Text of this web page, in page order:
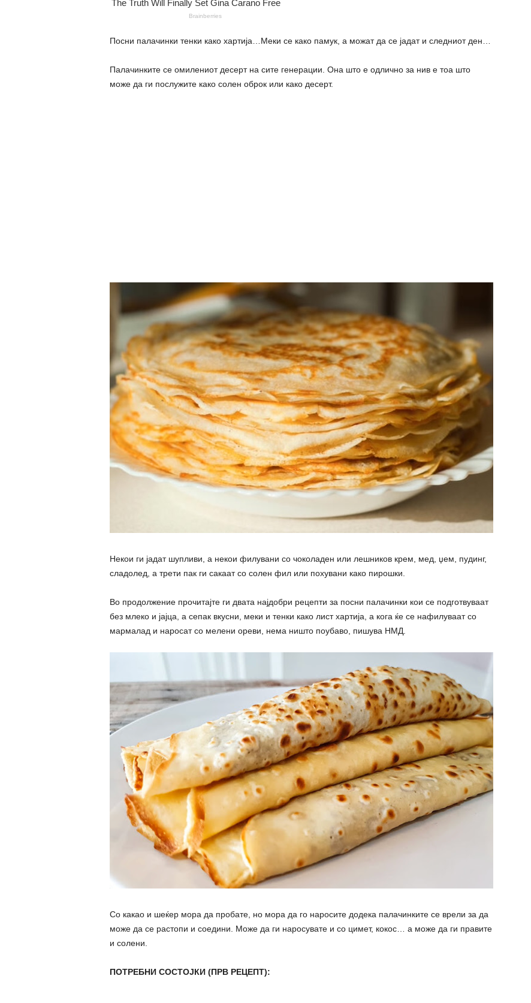
Посни палачинки тенки како хартија…Меки се како памук, а можат да се јадат и следниот ден…
Палачинките се омилениот десерт на сите генерации. Она што е одлично за нив е тоа што
може да ги послужите како солен оброк или како десерт.
Некои ги јадат шупливи, а некои филувани со чоколаден или лешников крем, мед, џем, пудинг,
сладолед, а трети пак ги сакаат со солен фил или похувани како пирошки.
Во продолжение прочитајте ги двата најдобри рецепти за посни палачинки кои се подготвуваат
без млеко и јајца, а сепак вкусни, меки и тенки како лист хартија, а кога ќе се нафилуваат со
мармалад и наросат со мелени ореви, нема ништо поубаво, пишува НМД.
Со какао и шеќер мора да пробате, но мора да го наросите додека палачинките се врели за да
може да се растопи и соедини. Може да ги наросувате и со цимет, кокос… а може да ги правите
и солени.
ПОТРЕБНИ СОСТОЈКИ (ПРВ РЕЦЕПТ):